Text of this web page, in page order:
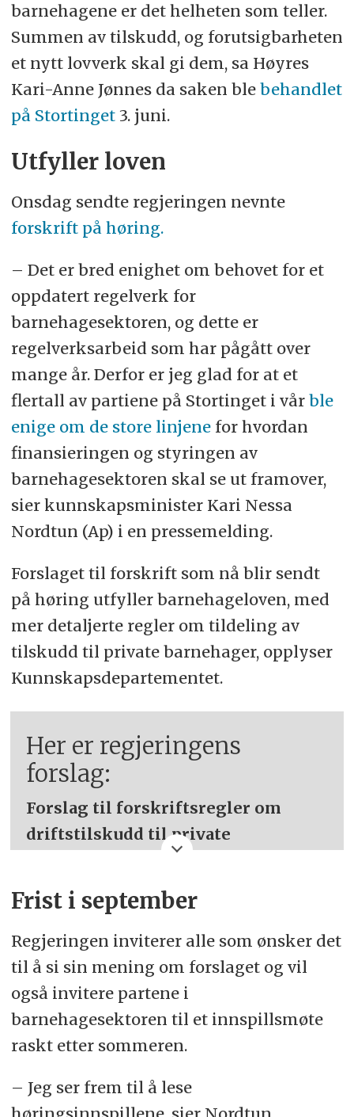
barnehagene er det helheten som teller.
Summen av tilskudd, og forutsigbarheten
et nytt lovverk skal gi dem, sa Høyres
Kari-Anne Jønnes da saken ble behandlet
på Stortinget3. juni.
Utfyller loven
Onsdag sendte regjeringen nevnte
forskrift på høring.
– Det er bred enighet om behovet for et
oppdatert regelverk for
barnehagesektoren, og dette er
regelverksarbeid som har pågått over
mange år. Derfor er jeg glad for at et
flertall av partiene på Stortinget i vår ble
enige om de store linjenefor hvordan
finansieringen og styringen av
barnehagesektoren skal se ut framover,
sier kunnskapsminister Kari Nessa
Nordtun (Ap) i en pressemelding.
Forslaget til forskrift som nå blir sendt
på høring utfyller barnehageloven, med
mer detaljerte regler om tildeling av
tilskudd til private barnehager, opplyser
Kunnskapsdepartementet.
Her er regjeringens
forslag:
Forslag til forskriftsregler om
driftstilskudd til private
Med de nye reglene i
barnehageloven skal kommunen
gi grunntilskudd til alle private
barnehager som har rett til
tilskudd. Departementet foreslår å
forskriftsfeste at grunntilskuddet
driftstilskuddet beregnes i dag. Det
Frist i september
Regjeringen inviterer alle som ønsker det
til å si sin mening om forslaget og vil
også invitere partene i
barnehagesektoren til et innspillsmøte
raskt etter sommeren.
– Jeg ser frem til å lese